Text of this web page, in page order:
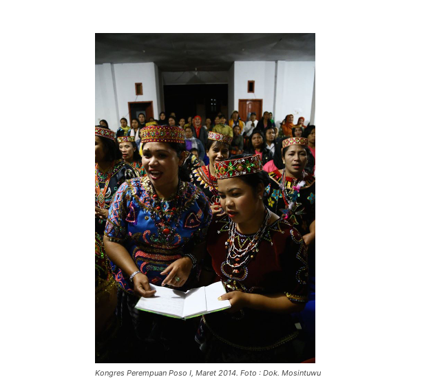
Kongres Perempuan Poso I, Maret 2014. Foto : Dok. Mosintuwu